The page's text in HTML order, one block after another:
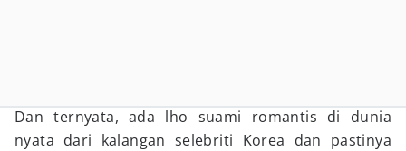
Dan ternyata, ada lho suami romantis di dunia
nyata dari kalangan selebriti Korea dan pastinya